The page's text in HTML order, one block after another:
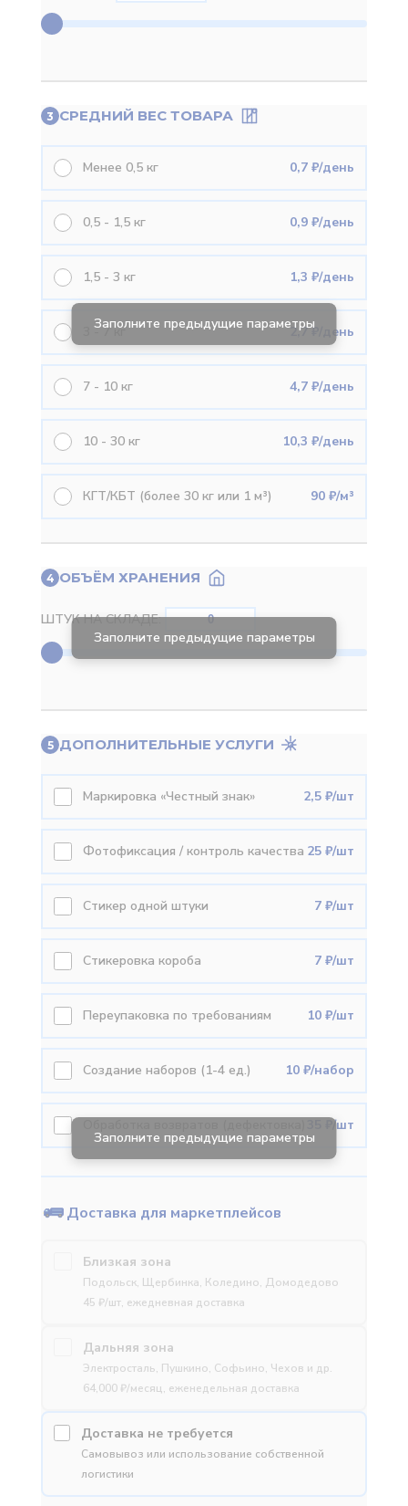
3 СРЕДНИЙ ВЕС ТОВАРА
Менее 0,5 кг 0,7 ₽/день
0,5 - 1,5 кг 0,9 ₽/день
1,5 - 3 кг 1,3 ₽/день
3 - 7 кг 2,7 ₽/день
7 - 10 кг 4,7 ₽/день
10 - 30 кг 10,3 ₽/день
КГТ/КБТ (более 30 кг или 1 м³) 90 ₽/м³
4 ОБЪЁМ ХРАНЕНИЯ
ШТУК НА СКЛАДЕ:
5 ДОПОЛНИТЕЛЬНЫЕ УСЛУГИ
Маркировка «Честный знак» 2,5 ₽/шт
Фотофиксация / контроль качества 25 ₽/шт
Стикер одной штуки 7 ₽/шт
Стикеровка короба 7 ₽/шт
Переупаковка по требованиям 10 ₽/шт
Создание наборов (1-4 ед.) 10 ₽/набор
35 ₽/шт
Доставка для маркетплейсов
Близкая зона
Подольск, Щербинка, Коледино, Домодедово
45 ₽/шт, ежедневная доставка
Дальняя зона
Электросталь, Пушкино, Софьино, Чехов и др.
64,000 ₽/месяц, еженедельная доставка
Доставка не требуется
Самовывоз или использование собственной
логистики